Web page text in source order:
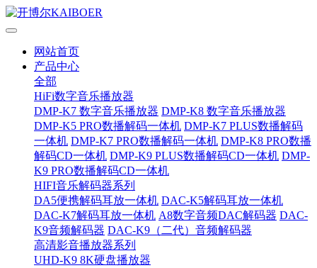
网站首页
产品中心
全部
HiFi数字音乐播放器
DMP-K7 数字音乐播放器 DMP-K8 数字音乐播放器
DMP-K5 PRO数播解码一体机 DMP-K7 PLUS数播解码
一体机 DMP-K7 PRO数播解码一体机 DMP-K8 PRO数播
解码CD一体机 DMP-K9 PLUS数播解码CD一体机 DMP-
K9 PRO数播解码CD一体机
HIFI音乐解码器系列
DA5便携解码耳放一体机 DAC-K5解码耳放一体机
DAC-K7解码耳放一体机 A8数字音频DAC解码器 DAC-
K9音频解码器 DAC-K9（二代）音频解码器
高清影音播放器系列
UHD-K9 8K硬盘播放器